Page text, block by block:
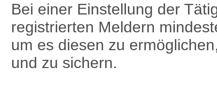
Bei einer Einstellung der
registrierten Meldern
um es diesen zu
und zu sichern.